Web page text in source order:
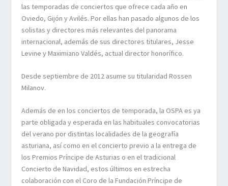
las temporadas de conciertos que ofrece cada año en
Oviedo, Gijón y Avilés. Por ellas han pasado algunos de los
solistas y directores más relevantes del panorama
internacional, además de sus directores titulares, Jesse
Levine y Maximiano Valdés, actual director honorífico.
Desde septiembre de 2012 asume su titularidad Rossen
Milanov.
Además de en los conciertos de temporada, la OSPA es ya
parte obligada y esperada en las habituales convocatorias
del verano por distintas localidades de la geografía
asturiana, así como en el concierto previo a la entrega de
los Premios Príncipe de Asturias o en el tradicional
Concierto de Navidad, estos últimos en estrecha
colaboración con el Coro de la Fundación Príncipe de